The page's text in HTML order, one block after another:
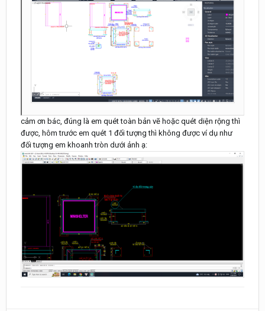
cảm ơn bác, đúng là em quét toàn bản vẽ hoặc quét diện rộng thì
được, hôm trước em quét 1 đối tượng thì không được ví dụ như
đối tượng em khoanh tròn dưới ảnh ạ: